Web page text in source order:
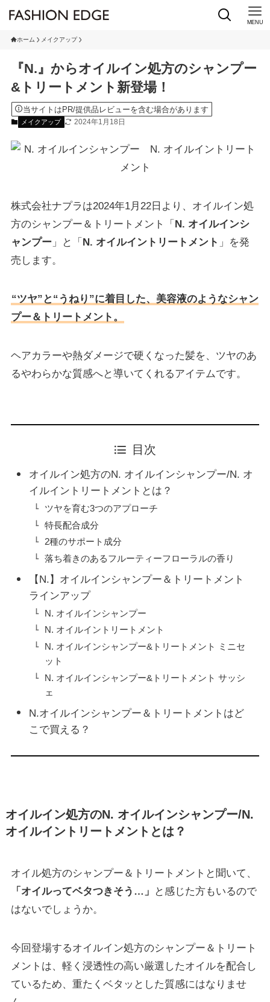
MENU
ホーム メイクアップ
『N.』からオイルイン処方のシャンプー
&トリートメント新登場！
当サイトはPR/提供品レビューを含む場合があります
メイクアップ 2024年1月18日
株式会社ナプラは2024年1月22日より、オイルイン処
方のシャンプー＆トリートメント「 N. オイルインシ
ャンプー」と「 N. オイルイントリートメント 」を発
売します。
“ツヤ”と“うねり”に着目した、美容液のようなシャン
プー＆トリートメント。
ヘアカラーや熱ダメージで硬くなった髪を、ツヤのあ
るやわらかな質感へと導いてくれるアイテムです。
目次
オイルイン処方のN. オイルインシャンプー/N. オ
イルイントリートメントとは？
ツヤを育む3つのアプローチ
特⻑配合成分
2種のサポート成分
落ち着きのあるフルーティーフローラルの香り
【N.】オイルインシャンプー＆トリートメント
ラインアップ
N. オイルインシャンプー
N. オイルイントリートメント
N. オイルインシャンプー&トリートメント ミニセ
ット
N. オイルインシャンプー&トリートメント サッシ
ェ
N.オイルインシャンプー＆トリートメントはど
こで買える？
オイルイン処方のN. オイルインシャンプー/N.
オイルイントリートメントとは？
オイル処方のシャンプー＆トリートメントと聞いて、
「オイルってベタつきそう…」
と感じた方もいるので
はないでしょうか。
今回登場するオイルイン処方のシャンプー＆トリート
メントは、軽く浸透性の高い厳選したオイルを配合し
ているため、重たくベタッとした質感にはなりませ